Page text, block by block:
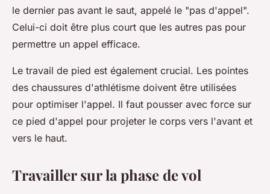
le dernier pas avant le saut, appelé le "pas d'appel".
Celui-ci doit être plus court que les autres pas pour
permettre un appel efficace.
Le travail de pied est également crucial. Les pointes
des chaussures d'athlétisme doivent être utilisées
pour optimiser l'appel. Il faut pousser avec force sur
ce pied d'appel pour projeter le corps vers l'avant et
vers le haut.
Travailler sur la phase de vol